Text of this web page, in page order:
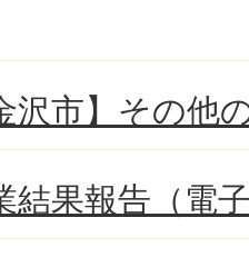
沢市】その他
結果報告（電